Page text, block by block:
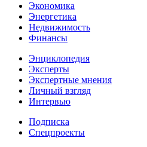
Экономика
Энергетика
Недвижимость
Финансы
Энциклопедия
Эксперты
Экспертные мнения
Личный взгляд
Интервью
Подписка
Спецпроекты